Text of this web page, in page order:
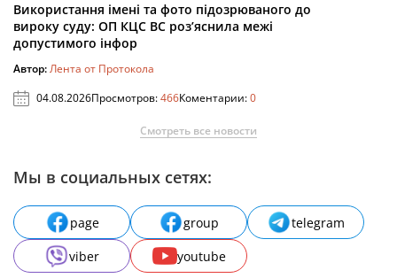
Використання імені та фото підозрюваного до
вироку суду: ОП КЦС ВС роз’яснила межі
допустимого інфор
Автор:Лента от Протокола
04.08.2026Просмотров:466Коментарии:0
Смотреть все новости
Мы в социальных сетях:
page group
telegram
viber
youtube